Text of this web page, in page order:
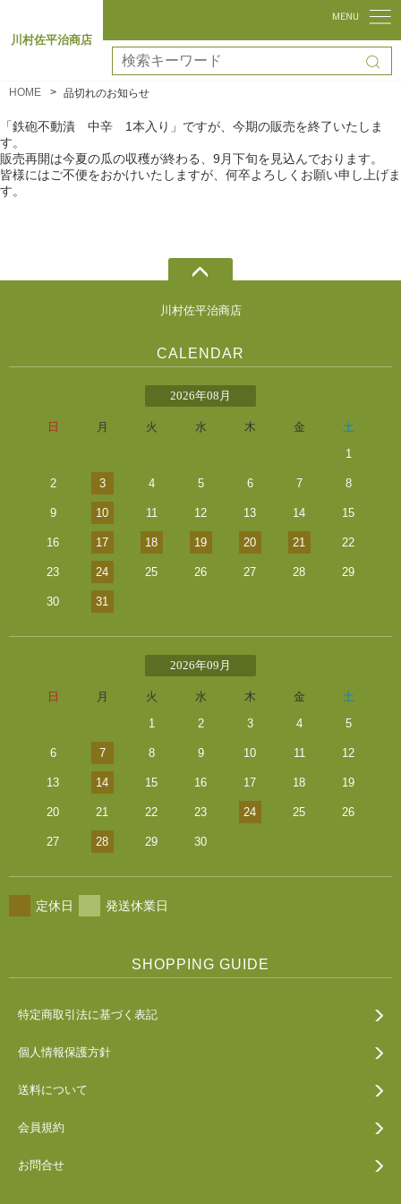
川村佐平治商店
HOME 品切れのお知らせ
「鉄砲不動漬 中辛 1本入り」ですが、今期の販売を終了いたしま
す。
販売再開は今夏の瓜の収穫が終わる、9月下旬を見込んでおります。
皆様にはご不便をおかけいたしますが、何卒よろしくお願い申し上げま
す。
川村佐平治商店
CALENDAR
2026年08月
日 月 火 水 木 金
土
1
2 3 4 5 6 7 8
9 10 11 12 13 14 15
16 17 18 19 20 21 22
23 24 25 26 27 28 29
30 31
2026年09月
日 月 火 水 木 金
土
1
2 3 4 5
6 7 8 9 10 11 12
13 14 15 16 17 18 19
20 21 22 23 24 25 26
27 28 29 30
定休日 発送休業日
SHOPPING GUIDE
特定商取引法に基づく表記
個人情報保護方針
送料について
会員規約
お問合せ